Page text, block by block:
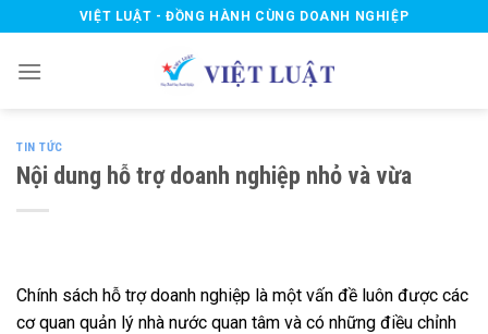
to
content
VIỆT LUẬT - ĐỒNG HÀNH CÙNG DOANH NGHIỆP
TIN TỨC
Nội dung hỗ trợ doanh nghiệp nhỏ và vừa
Chính sách hỗ trợ doanh nghiệp là một vấn đề luôn được các
cơ quan quản lý nhà nước quan tâm và có những điều chỉnh